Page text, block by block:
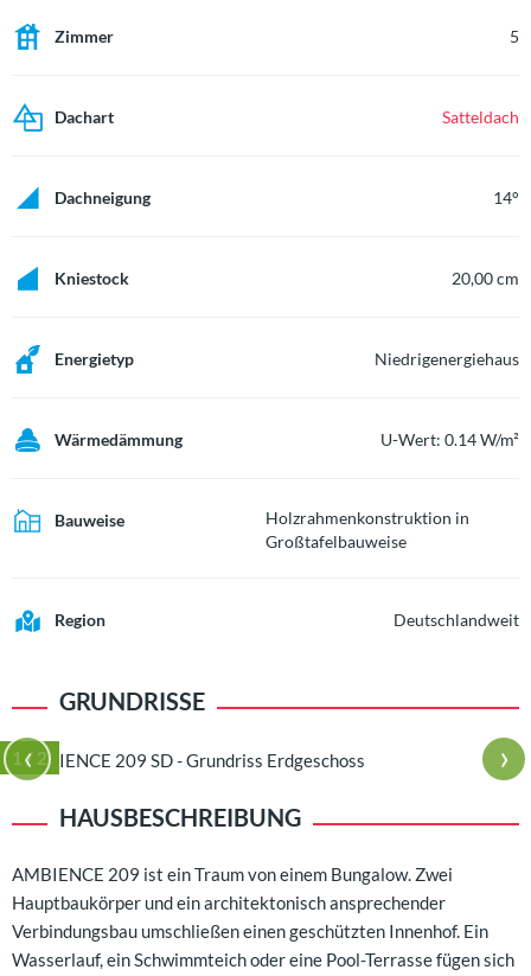
Zimmer 5
Dachart Satteldach
Dachneigung 14°
Kniestock 20,00 cm
Energietyp Niedrigenergiehaus
Wärmedämmung U-Wert: 0.14 W/m²
Bauweise
Holzrahmenkonstruktion in
Großtafelbauweise
Region Deutschlandweit
GRUNDRISSE
1 / 2
‹ ›
HAUSBESCHREIBUNG
AMBIENCE 209 ist ein Traum von einem Bungalow. Zwei
Hauptbaukörper und ein architektonisch ansprechender
Verbindungsbau umschließen einen geschützten Innenhof. Ein
Wasserlauf, ein Schwimmteich oder eine Pool-Terrasse fügen sich